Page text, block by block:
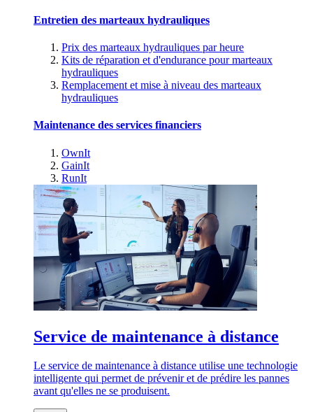
Entretien des marteaux hydrauliques
Prix des marteaux hydrauliques par heure
Kits de réparation et d'endurance pour marteaux
hydrauliques
Remplacement et mise à niveau des marteaux
hydrauliques
Maintenance des services financiers
OwnIt
GainIt
RunIt
Service de maintenance à distance
Le service de maintenance à distance utilise une technologie
intelligente qui permet de prévenir et de prédire les pannes
avant qu'elles ne se produisent.